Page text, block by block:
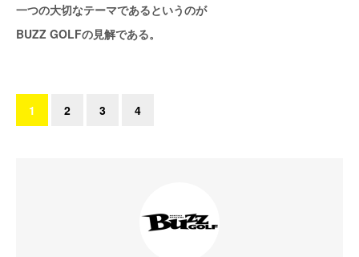
一つの大切なテーマであるというのが
BUZZ GOLFの見解である。
1 2 3 4